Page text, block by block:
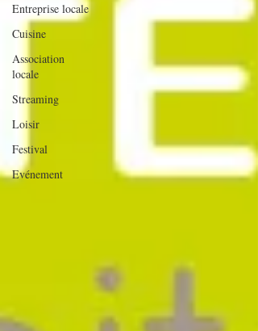
Entreprise locale
Cuisine
Association
locale
Streaming
Loisir
Festival
Evénement